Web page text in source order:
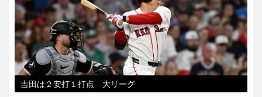
吉田は２安打１打点 大リーグ